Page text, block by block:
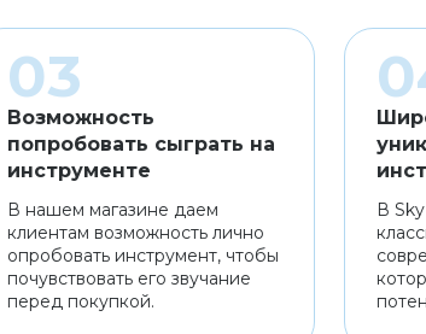
Возможность
попробовать сыграть на
инструменте
В нашем магазине даем
клиентам возможность лично
опробовать инструмент, чтобы
почувствовать его звучание
перед покупкой.
В